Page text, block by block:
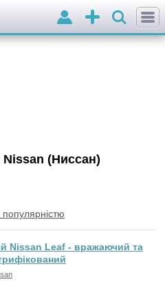
Додати
оголошення
Вхід
Nissan (Ниссан)
популярністю
Nissan Leaf - вражаючий та